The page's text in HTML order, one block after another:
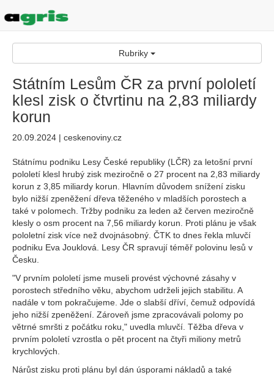
Rubriky
Státním Lesům ČR za první pololetí
klesl zisk o čtvrtinu na 2,83 miliardy
korun
20.09.2024 | ceskenoviny.cz
Státnímu podniku Lesy České republiky (LČR) za letošní první
pololetí klesl hrubý zisk meziročně o 27 procent na 2,83 miliardy
korun z 3,85 miliardy korun. Hlavním důvodem snížení zisku
bylo nižší zpeněžení dřeva těženého v mladších porostech a
také v polomech. Tržby podniku za leden až červen meziročně
klesly o osm procent na 7,56 miliardy korun. Proti plánu je však
pololetní zisk více než dvojnásobný. ČTK to dnes řekla mluvčí
podniku Eva Jouklová. Lesy ČR spravují téměř polovinu lesů v
Česku.
"V prvním pololetí jsme museli provést výchovné zásahy v
porostech středního věku, abychom udrželi jejich stabilitu. A
nadále v tom pokračujeme. Jde o slabší dříví, čemuž odpovídá
jeho nižší zpeněžení. Zároveň jsme zpracovávali polomy po
větrné smršti z počátku roku," uvedla mluvčí. Těžba dřeva v
prvním pololetí vzrostla o pět procent na čtyři miliony metrů
krychlových.
Nárůst zisku proti plánu byl dán úsporami nákladů a také